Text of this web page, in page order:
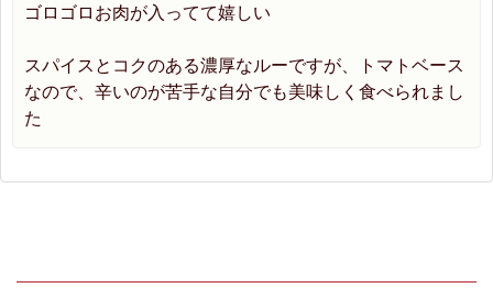
ゴロゴロお肉が入ってて嬉しい
スパイスとコクのある濃厚なルーですが、トマトベース
なので、辛いのが苦手な自分でも美味しく食べられまし
た